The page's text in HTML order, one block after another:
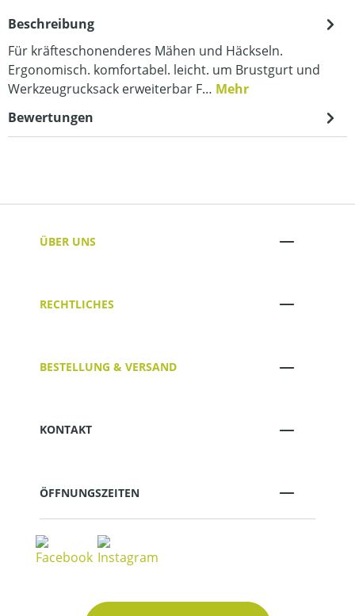
Beschreibung
Für kräfteschonenderes Mähen und Häckseln.
Ergonomisch. komfortabel. leicht. um Brustgurt und
Werkzeugrucksack erweiterbar F… Mehr
Bewertungen
ÜBER UNS
RECHTLICHES
BESTELLUNG & VERSAND
KONTAKT
ÖFFNUNGSZEITEN